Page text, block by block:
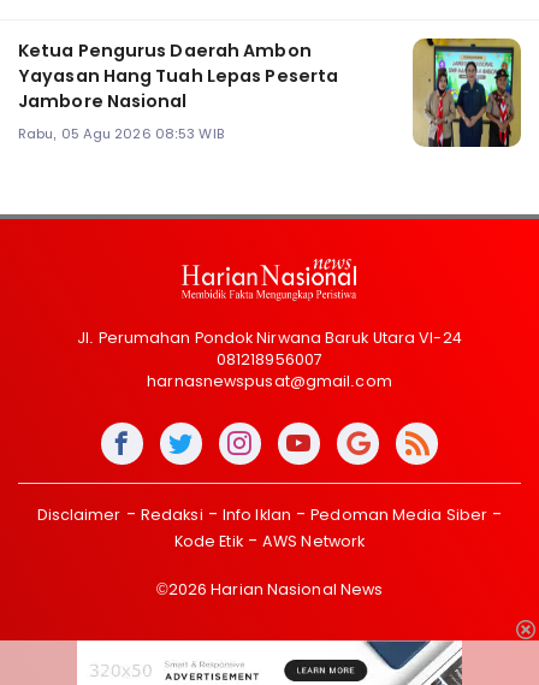
Ketua Pengurus Daerah Ambon
Yayasan Hang Tuah Lepas Peserta
Jambore Nasional
Rabu, 05 Agu 2026 08:53 WIB
Jl. Perumahan Pondok Nirwana Baruk Utara VI-24
081218956007
harnasnewspusat@gmail.com
Disclaimer Redaksi Info Iklan
Pedoman Media Siber
Kode Etik
AWS Network
©2026 Harian Nasional News